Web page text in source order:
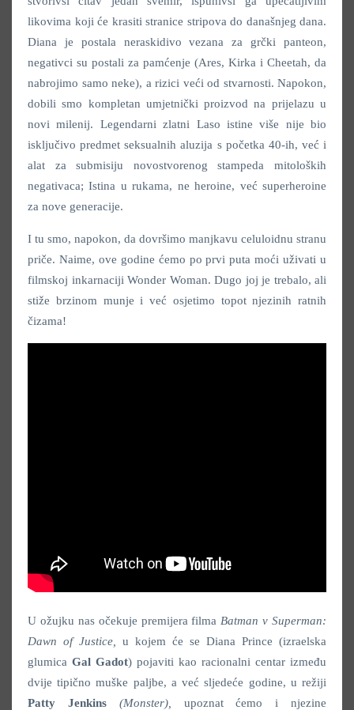
likovima koji će krasiti stranice stripova do današnjeg dana.
Diana je postala neraskidivo vezana za grčki panteon,
negativci su postali za pamćenje (Ares, Kirka i Cheetah, da
nabrojimo samo neke), a rizici veći od stvarnosti. Napokon,
dobili smo kompletan umjetnički proizvod na prijelazu u
novi milenij. Legendarni zlatni Laso istine više nije bio
isključivo predmet seksualnih aluzija s početka 40-ih, već i
alat za submisiju novostvorenog stampeda mitoloških
negativaca; Istina u rukama, ne heroine, već superheroine
za nove generacije.
I tu smo, napokon, da dovršimo manjkavu celuloidnu stranu
priče. Naime, ove godine ćemo po prvi puta moći uživati u
filmskoj inkarnaciji Wonder Woman. Dugo joj je trebalo, ali
stiže brzinom munje i već osjetimo topot njezinih ratnih
čizama!
U ožujku nas očekuje premijera filma Batman v Superman:
Dawn of Justice, u kojem će se Diana Prince (izraelska
glumica Gal Gadot) pojaviti kao racionalni centar između
dvije tipično muške paljbe, a već sljedeće godine, u režiji
Patty Jenkins
(Monster),
upoznat ćemo i njezine